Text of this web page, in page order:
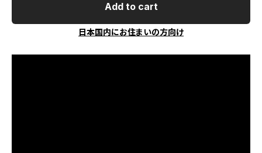
Add to cart
日本国内にお住まいの方向け